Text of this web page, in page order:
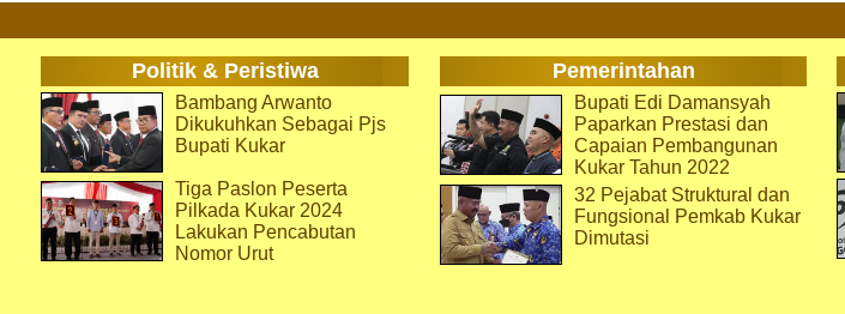
Politik & Peristiwa Pemerintahan
Bambang Arwanto
Dikukuhkan Sebagai Pjs
Bupati Kukar
Tiga Paslon Peserta
Pilkada Kukar 2024
Lakukan Pencabutan
Nomor Urut
Bupati Edi Damansyah
Paparkan Prestasi dan
Capaian Pembangunan
Kukar Tahun 2022
32 Pejabat Struktural dan
Fungsional Pemkab Kukar
Dimutasi